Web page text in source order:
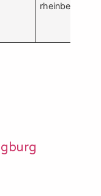
rheinberg.de